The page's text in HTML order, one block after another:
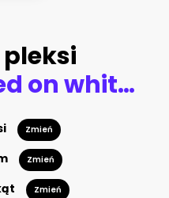
pleksi
Zebra isolated on white background. Vector grunge illustration design template.
Zmień
Zmień
Zmień